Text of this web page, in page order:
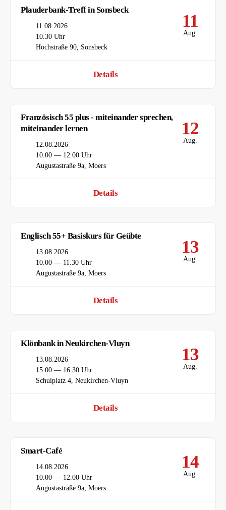
11
Aug.
Plauderbank-Treff in Sonsbeck
Datum
11.08.2026
Uhrzeit
10.30 Uhr
Ort
Hochstraße 90, Sonsbeck
Details
12
Aug.
Französisch 55 plus - miteinander sprechen,
miteinander lernen
Datum
12.08.2026
Uhrzeit
10.00 — 12.00 Uhr
Ort
Augustastraße 9a, Moers
Details
13
Aug.
Englisch 55+ Basiskurs für Geübte
Datum
13.08.2026
Uhrzeit
10.00 — 11.30 Uhr
Ort
Augustastraße 9a, Moers
Details
13
Aug.
Klönbank in Neukirchen-Vluyn
Datum
13.08.2026
Uhrzeit
15.00 — 16.30 Uhr
Ort
Schulplatz 4, Neukirchen-Vluyn
Details
14
Aug.
Smart-Café
Datum
14.08.2026
Uhrzeit
10.00 — 12.00 Uhr
Ort
Augustastraße 9a, Moers